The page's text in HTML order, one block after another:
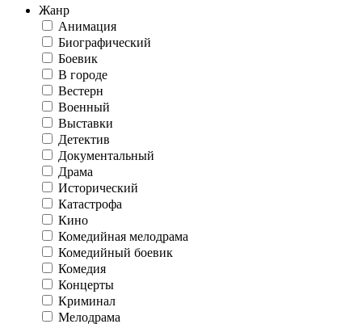
Жанр
Анимация
Биографический
Боевик
В городе
Вестерн
Военный
Выставки
Детектив
Документальный
Драма
Исторический
Катастрофа
Кино
Комедийная мелодрама
Комедийный боевик
Комедия
Концерты
Криминал
Мелодрама